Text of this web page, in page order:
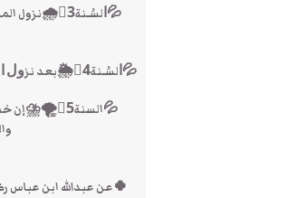
💦ﺍﻟﺴُـﻨﺔ4⃣🌦ﺑﻌﺪ ﻧﺰﻭﻝ ﺍﻟﻤﻄﺮ ﺃﻥ ﺗﻘﻮﻝ” ﻣﻄﺮﻧﺎ ﺑﻔﻀﻞ ﺍﻟﻠﻪ ﻭﺭﺣﻤﺘﻪ “
🍀عن عبدالله ابن عباس